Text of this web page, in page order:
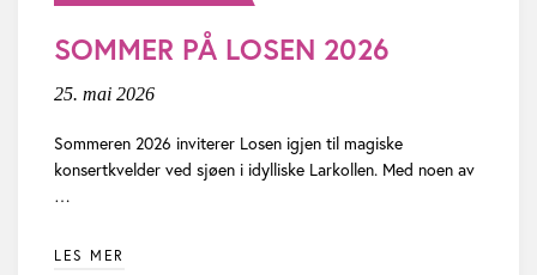
!
SOMMER PÅ LOSEN 2026
25. mai 2026
Sommeren 2026 inviterer Losen igjen til magiske
konsertkvelder ved sjøen i idylliske Larkollen. Med noen av
…
LES MER